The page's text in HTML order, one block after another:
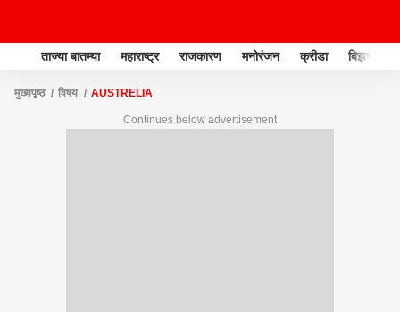
ताज्या बातम्या महाराष्ट्र राजकारण मनोरंजन क्रीडा बिझनेस
मुख्यपृष्ठ विषय AUSTRELIA
Continues below advertisement